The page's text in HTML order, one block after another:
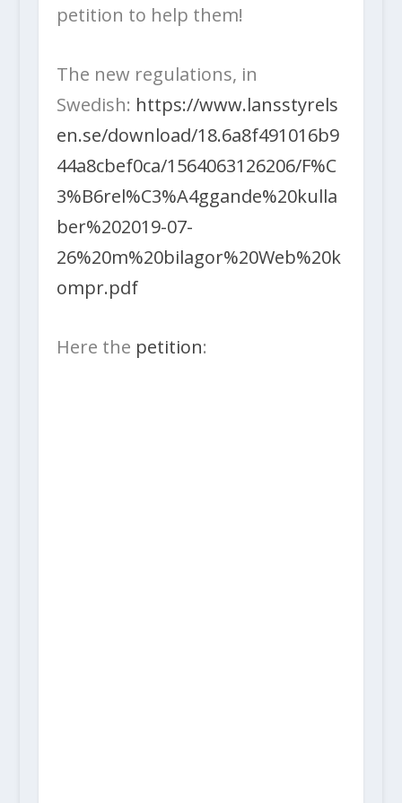
petition to help them!
The new regulations, in
Swedish: https://www.lansstyrels
en.se/download/18.6a8f491016b9
44a8cbef0ca/1564063126206/F%C
3%B6rel%C3%A4ggande%20kulla
ber%202019-07-
26%20m%20bilagor%20Web%20k
ompr.pdf
Here the petition: